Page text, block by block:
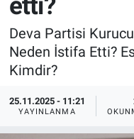
Deva Partisi
Neden İstifa Etti?
Kimdir?
25.11.2025 - 11:21
YAYINLANMA